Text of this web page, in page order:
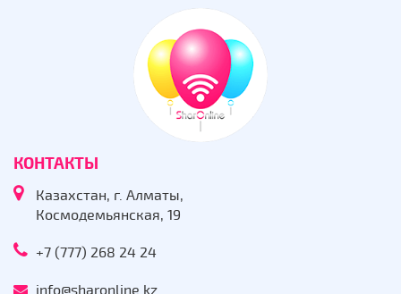
КОНТАКТЫ
Казахстан, г. Алматы,
Космодемьянская, 19
+7 (777) 268 24 24
info@sharonline.kz